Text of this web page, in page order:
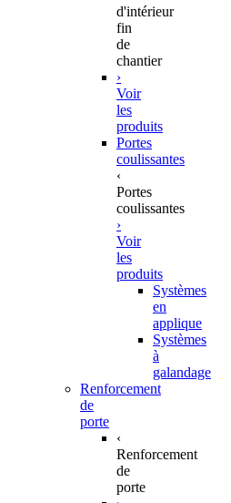
d'intérieur
fin
de
chantier
›
Voir
les
produits
Portes
coulissantes
‹
Portes
coulissantes
›
Voir
les
produits
Systèmes
en
applique
Systèmes
à
galandage
Renforcement
de
porte
‹
Renforcement
de
porte